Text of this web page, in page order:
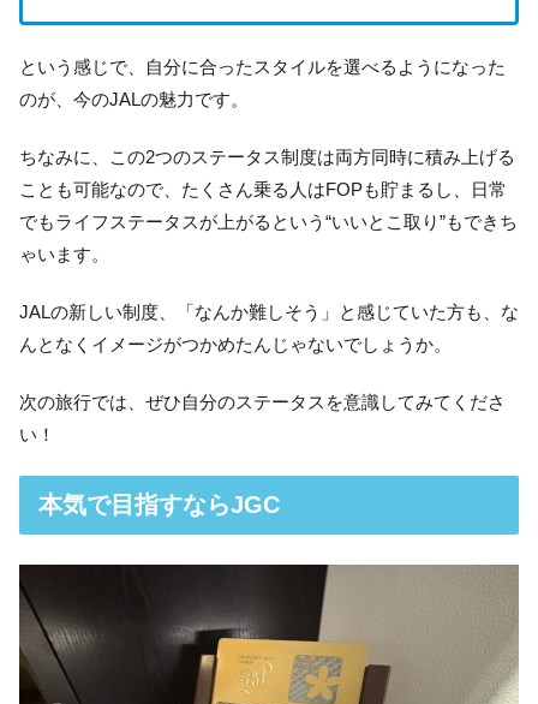
という感じで、自分に合ったスタイルを選べるようになった
のが、今のJALの魅力です。
ちなみに、この2つのステータス制度は両方同時に積み上げる
ことも可能なので、たくさん乗る人はFOPも貯まるし、日常
でもライフステータスが上がるという“いいとこ取り”もできち
ゃいます。
JALの新しい制度、「なんか難しそう」と感じていた方も、な
んとなくイメージがつかめたんじゃないでしょうか。
次の旅行では、ぜひ自分のステータスを意識してみてくださ
い！
本気で目指すならJGC